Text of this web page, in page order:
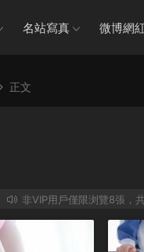
名站寫真 微博網
正文
非VIP用戶僅限浏覽8張，